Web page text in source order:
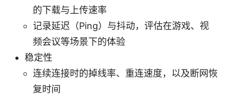
的下载与上传速率
记录延迟（Ping）与抖动，评估在游戏、视
频会议等场景下的体验
稳定性
连续连接时的掉线率、重连速度，以及断网恢
复时间